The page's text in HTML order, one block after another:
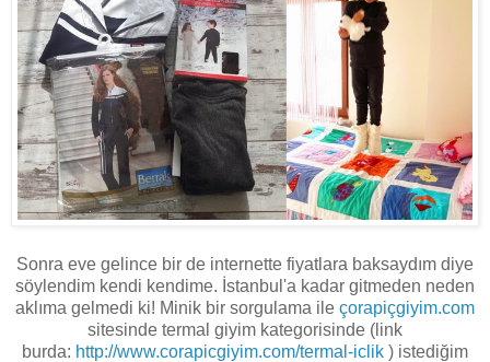
Sonra eve gelince bir de internette fiyatlara baksaydım diye
söylendim kendi kendime. İstanbul'a kadar gitmeden neden
aklıma gelmedi ki! Minik bir sorgulama ile çorapiçgiyim.com
sitesinde termal giyim kategorisinde (link
burda: http://www.corapicgiyim.com/termal-iclik ) istediğim